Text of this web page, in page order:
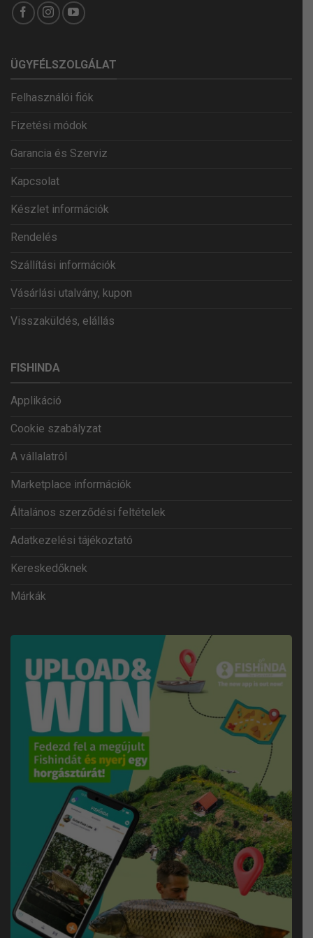
ÜGYFÉLSZOLGÁLAT
Felhasználói fiók
Fizetési módok
Garancia és Szerviz
Kapcsolat
Készlet információk
Rendelés
Szállítási információk
Vásárlási utalvány, kupon
Visszaküldés, elállás
FISHINDA
Applikáció
Cookie szabályzat
A vállalatról
Marketplace információk
Általános szerződési feltételek
Adatkezelési tájékoztató
Kereskedőknek
Márkák